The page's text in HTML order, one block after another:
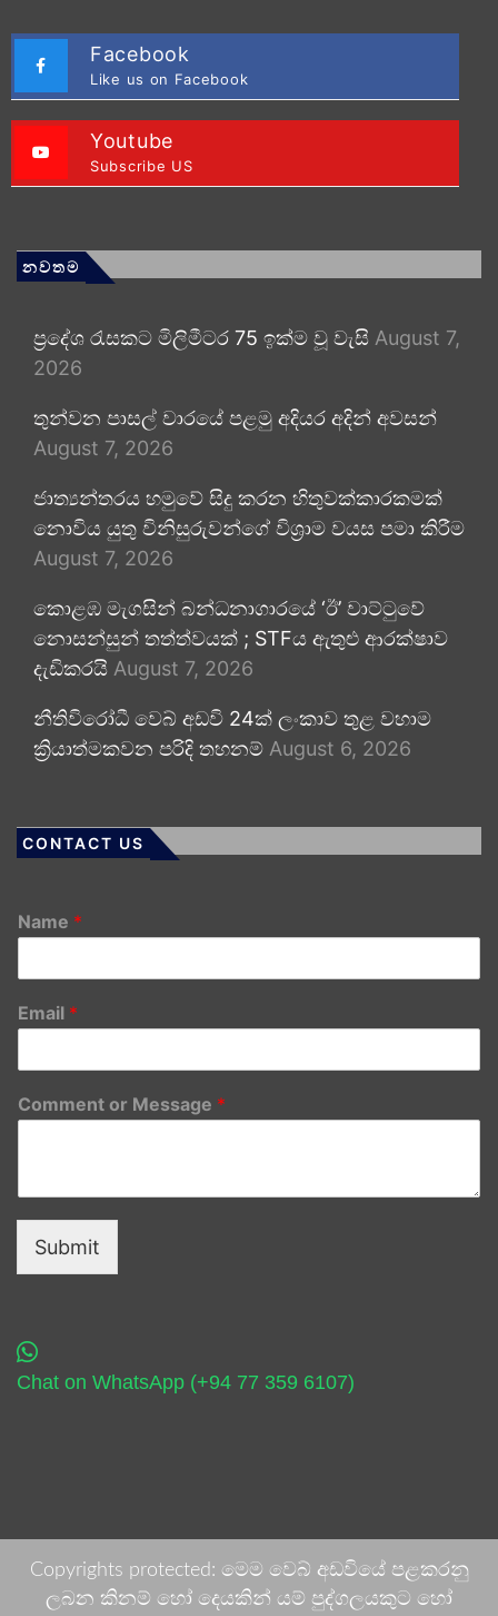
Facebook
Like us on Facebook
Youtube
Subscribe US
නවතම
ප්‍රදේශ රැසකට මිලිමීටර 75 ඉක්ම වූ වැසි August 7,
2026
තුන්වන පාසල් වාරයේ පළමු අදියර අදින් අවසන්
August 7, 2026
ජාත්‍යන්තරය හමුවේ සිදු කරන හිතුවක්කාරකමක්
නොවිය යුතු විනිසුරුවන්ගේ විශ්‍රාම වයස පමා කිරීම
August 7, 2026
කොළඹ මැගසින් බන්ධනාගාරයේ ‘ඊ’ වාට්ටුවේ
නොසන්සුන් තත්ත්වයක් ; STFය ඇතුළු ආරක්ෂාව
දැඩිකරයි August 7, 2026
නීතිවිරෝධී වෙබ් අඩවි 24ක් ලංකාව තුළ වහාම
ක්‍රියාත්මකවන පරිදි තහනම් August 6, 2026
CONTACT US
Name *
Email *
Comment or Message *
Submit
Chat on WhatsApp (+94 77 359 6107)
Copyrights protected: මෙම වෙබ් අඩවියේ පළකරනු
ලබන කිනම් හෝ දෙයකින් යම් පුද්ගලයකුට හෝ